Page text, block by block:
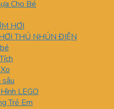
Cho Bé
HƠI
THÚ NHÚN ĐIỆN
sâu
LEGO
Trẻ Em